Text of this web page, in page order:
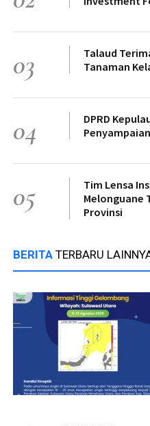
03
Talaud
Tanaman
04
DPRD
Penyampaian
05
Tim Lensa
Melonguane
Provinsi
BERITA TERBARU